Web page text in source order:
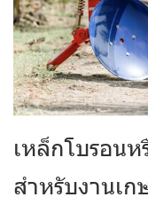
เหล็กโบรอน
สำหรับงานเก